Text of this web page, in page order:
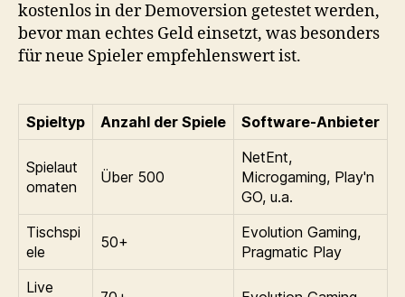
kostenlos in der Demoversion getestet werden,
bevor man echtes Geld einsetzt, was besonders
für neue Spieler empfehlenswert ist.
Spieltyp Anzahl der Spiele Software-Anbieter
Spielaut
omaten
Über 500
NetEnt,
Microgaming, Play'n
GO, u.a.
Tischspi
ele
50+
Evolution Gaming,
Pragmatic Play
Live